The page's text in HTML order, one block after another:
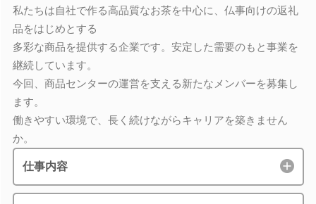
私たちは自社で作る高品質なお茶を中心に、仏事向けの返礼
品をはじめとする
多彩な商品を提供する企業です。安定した需要のもと事業を
継続しています。
今回、商品センターの運営を支える新たなメンバーを募集し
ます。
働きやすい環境で、長く続けながらキャリアを築きません
か。
仕事内容